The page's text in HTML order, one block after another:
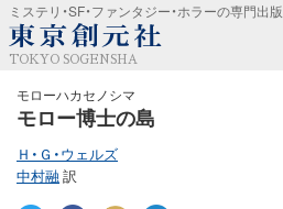
ミステリ・SF・ファンタジー・ホラーの専門出版
TOKYO SOGENSHA
モローハカセノシマ
モロー博士の島
Ｈ・Ｇ・ウェルズ
中村融訳